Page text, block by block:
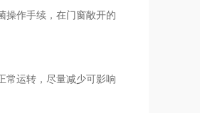
操作手续，在门窗敞开的
常运转，尽量减少可影响